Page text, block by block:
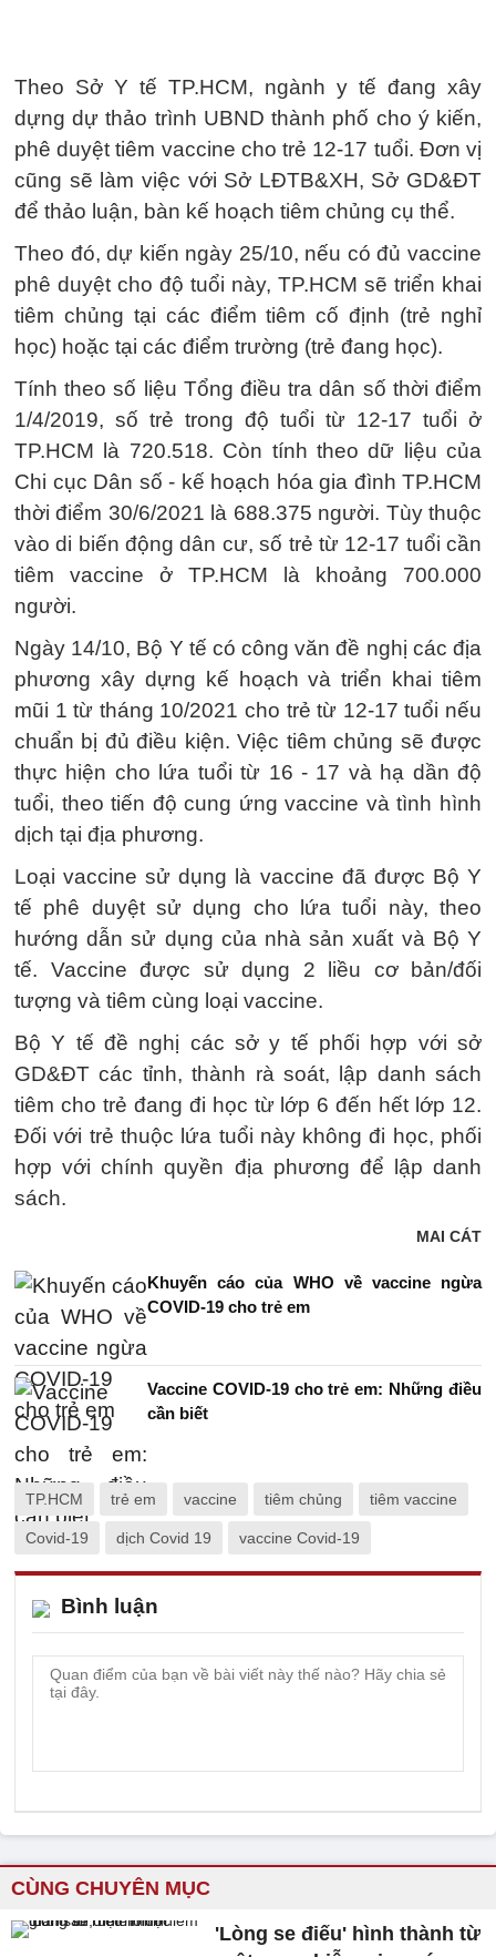
Theo Sở Y tế TP.HCM, ngành y tế đang xây
dựng dự thảo trình UBND thành phố cho ý kiến,
phê duyệt tiêm vaccine cho trẻ 12-17 tuổi. Đơn vị
cũng sẽ làm việc với Sở LĐTB&XH, Sở GD&ĐT
để thảo luận, bàn kế hoạch tiêm chủng cụ thể.
Theo đó, dự kiến ngày 25/10, nếu có đủ vaccine
phê duyệt cho độ tuổi này, TP.HCM sẽ triển khai
tiêm chủng tại các điểm tiêm cố định (trẻ nghỉ
học) hoặc tại các điểm trường (trẻ đang học).
Tính theo số liệu Tổng điều tra dân số thời điểm
1/4/2019, số trẻ trong độ tuổi từ 12-17 tuổi ở
TP.HCM là 720.518. Còn tính theo dữ liệu của
Chi cục Dân số - kế hoạch hóa gia đình TP.HCM
thời điểm 30/6/2021 là 688.375 người. Tùy thuộc
vào di biến động dân cư, số trẻ từ 12-17 tuổi cần
tiêm vaccine ở TP.HCM là khoảng 700.000
người.
Ngày 14/10, Bộ Y tế có công văn đề nghị các địa
phương xây dựng kế hoạch và triển khai tiêm
mũi 1 từ tháng 10/2021 cho trẻ từ 12-17 tuổi nếu
chuẩn bị đủ điều kiện. Việc tiêm chủng sẽ được
thực hiện cho lứa tuổi từ 16 - 17 và hạ dần độ
tuổi, theo tiến độ cung ứng vaccine và tình hình
dịch tại địa phương.
Loại vaccine sử dụng là vaccine đã được Bộ Y
tế phê duyệt sử dụng cho lứa tuổi này, theo
hướng dẫn sử dụng của nhà sản xuất và Bộ Y
tế. Vaccine được sử dụng 2 liều cơ bản/đối
tượng và tiêm cùng loại vaccine.
Bộ Y tế đề nghị các sở y tế phối hợp với sở
GD&ĐT các tỉnh, thành rà soát, lập danh sách
tiêm cho trẻ đang đi học từ lớp 6 đến hết lớp 12.
Đối với trẻ thuộc lứa tuổi này không đi học, phối
hợp với chính quyền địa phương để lập danh
sách.
MAI CÁT
Khuyến cáo của WHO về vaccine ngừa
COVID-19 cho trẻ em
Vaccine COVID-19 cho trẻ em: Những điều
cần biết
TP.HCM trẻ em vaccine tiêm chủng tiêm vaccine
Covid-19 dịch Covid 19 vaccine Covid-19
Bình luận
CÙNG CHUYÊN MỤC
'Lòng se điếu' hình thành từ